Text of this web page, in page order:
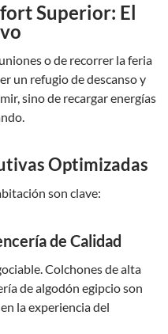
Superior: El
o de recorrer la feria
un refugio de descanso y
sino de recargar energías
Optimizadas
son clave:
de Calidad
Colchones de alta
de algodón egipcio son
la experiencia del